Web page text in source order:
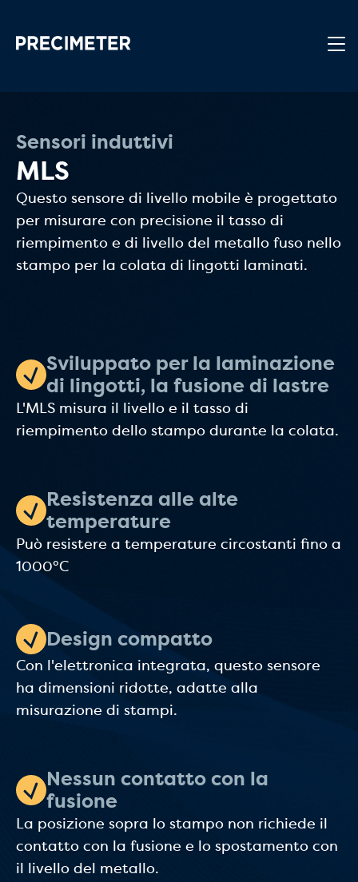
Sensori induttivi
MLS
Questo sensore di livello mobile è progettato
per misurare con precisione il tasso di
riempimento e di livello del metallo fuso nello
stampo per la colata di lingotti laminati.
Sviluppato per la laminazione
di lingotti, la fusione di lastre
L'MLS misura il livello e il tasso di
riempimento dello stampo durante la colata.
Resistenza alle alte
temperature
Può resistere a temperature circostanti fino a
1000°C
Design compatto
Con l'elettronica integrata, questo sensore
ha dimensioni ridotte, adatte alla
misurazione di stampi.
Nessun contatto con la
fusione
La posizione sopra lo stampo non richiede il
contatto con la fusione e lo spostamento con
il livello del metallo.